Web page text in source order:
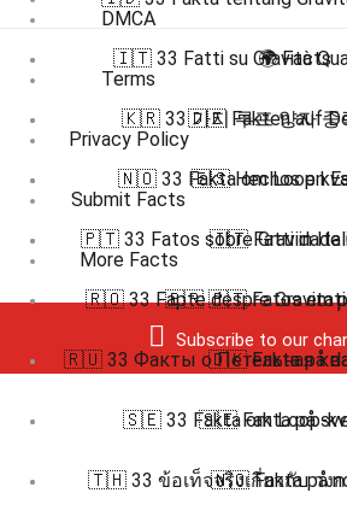
DMCA
Terms
Privacy Policy
Submit Facts
More Facts
Subscribe to our
🇮🇹 33 Fatti su Gravità
🇰🇷 33 가지 루프 양자 중
🇳🇴 33 Fakta om Loop
🇵🇹 33 Fatos sobre Gravidade
🇷🇴 33 Fapte despre
🇷🇺 33 Факты о Петельная
🇸🇪 33 Fakta om Loop-
🇹🇭 33 ข้อเท็จจริงเกี่ยวกับ วง
🌍 Facts
🇩🇪 Fakten auf
🇪🇸 Hechos en
🇮🇹 Fatti in
🇧🇷 🇵🇹 Fatos em
🇩🇰 Fakta på
🇸🇪 Fakta på
🇳🇴 Fakta på